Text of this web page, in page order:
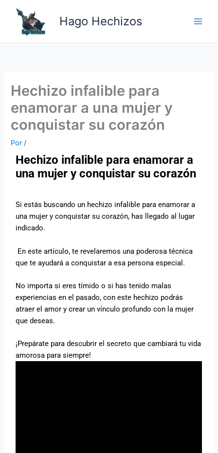
contenido
Hago Hechizos
Hechizo infalible para
enamorar a una mujer y
conquistar su corazón
Por/
Hechizo infalible para enamorar a
una mujer y conquistar su corazón
Si estás buscando un hechizo infalible para enamorar a
una mujer y conquistar su corazón, has llegado al lugar
indicado.
En este artículo, te revelaremos una poderosa técnica
que te ayudará a conquistar a esa persona especial.
No importa si eres tímido o si has tenido malas
experiencias en el pasado, con este hechizo podrás
atraer el amor y crear un vínculo profundo con la mujer
que deseas.
¡Prepárate para descubrir el secreto que cambiará tu vida
amorosa para siempre!